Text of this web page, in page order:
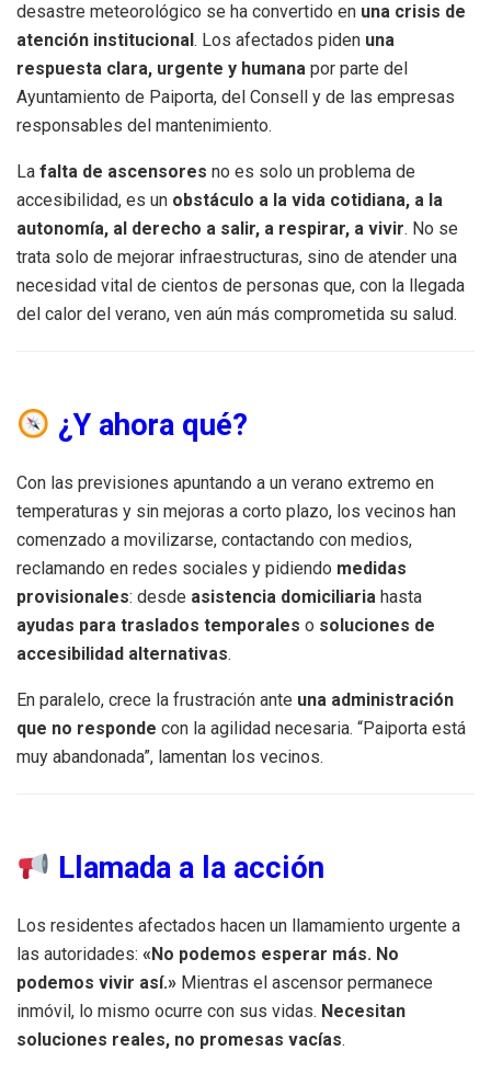
desastre meteorológico se ha convertido en una crisis de
atención institucional . Los afectados piden una
respuesta clara, urgente y humana por parte del
Ayuntamiento de Paiporta, del Consell y de las empresas
responsables del mantenimiento.
La falta de ascensores no es solo un problema de
accesibilidad, es un obstáculo a la vida cotidiana, a la
autonomía, al derecho a salir, a respirar, a vivir. No se
trata solo de mejorar infraestructuras, sino de atender una
necesidad vital de cientos de personas que, con la llegada
del calor del verano, ven aún más comprometida su salud.
¿Y ahora qué?
Con las previsiones apuntando a un verano extremo en
temperaturas y sin mejoras a corto plazo, los vecinos han
comenzado a movilizarse, contactando con medios,
reclamando en redes sociales y pidiendo medidas
provisionales: desde asistencia domiciliaria hasta
ayudas para traslados temporales o soluciones de
accesibilidad alternativas.
En paralelo, crece la frustración ante una administración
que no responde con la agilidad necesaria. “Paiporta está
muy abandonada”, lamentan los vecinos.
Llamada a la acción
Los residentes afectados hacen un llamamiento urgente a
las autoridades: «No podemos esperar más. No
podemos vivir así.» Mientras el ascensor permanece
inmóvil, lo mismo ocurre con sus vidas. Necesitan
soluciones reales, no promesas vacías.